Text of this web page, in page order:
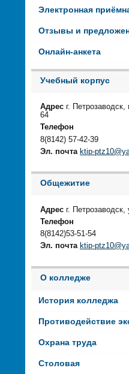
Электронная
Отзывы и
Онлайн-анкета
Учебный корпус
Адрес г.
64
Телефон
8(8142) 57-42-39
Эл. почта ktip-
Общежитие
Адрес г.
Телефон
8(8142)53-51-54
Эл. почта ktip-
О колледже
История колледжа
Противодействие
Охрана труда
Столовая